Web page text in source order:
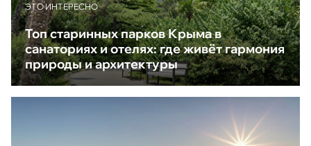
ЭТО ИНТЕРЕСНО
Топ старинных парков Крыма в
санаториях и отелях: где живёт гармония
природы и архитектуры